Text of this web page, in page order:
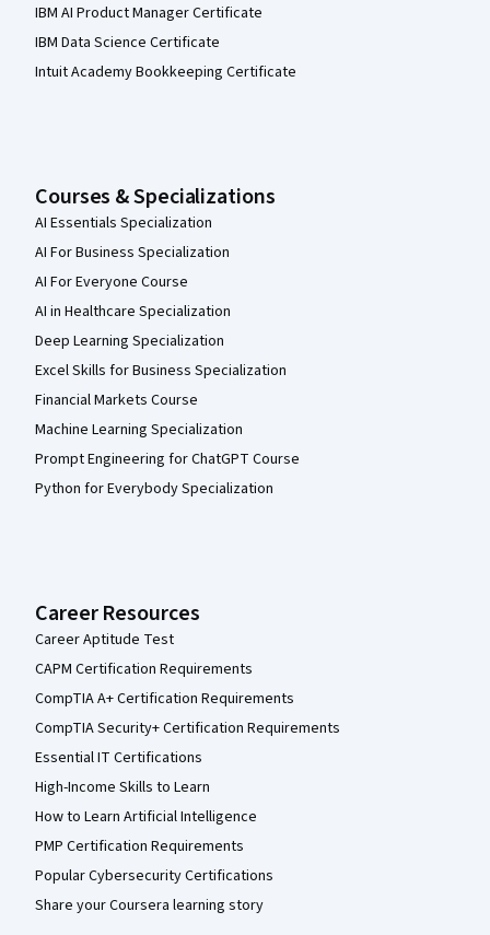
IBM AI Product Manager Certificate
IBM Data Science Certificate
Intuit Academy Bookkeeping Certificate
Courses & Specializations
AI Essentials Specialization
AI For Business Specialization
AI For Everyone Course
AI in Healthcare Specialization
Deep Learning Specialization
Excel Skills for Business Specialization
Financial Markets Course
Machine Learning Specialization
Prompt Engineering for ChatGPT Course
Python for Everybody Specialization
Career Resources
Career Aptitude Test
CAPM Certification Requirements
CompTIA A+ Certification Requirements
CompTIA Security+ Certification Requirements
Essential IT Certifications
High-Income Skills to Learn
How to Learn Artificial Intelligence
PMP Certification Requirements
Popular Cybersecurity Certifications
Share your Coursera learning story